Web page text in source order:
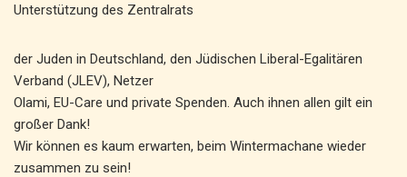
Unterstützung des Zentralrats
der Juden in Deutschland, den Jüdischen Liberal-Egalitären
Verband (JLEV), Netzer
Olami, EU-Care und private Spenden. Auch ihnen allen gilt ein
großer Dank!
Wir können es kaum erwarten, beim Wintermachane wieder
zusammen zu sein!